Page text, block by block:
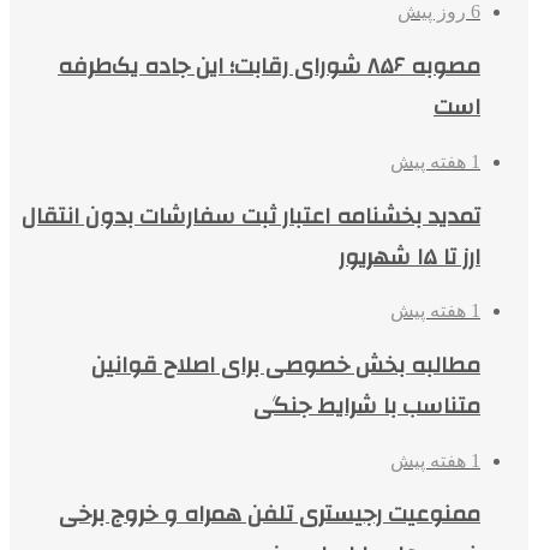
6 روز پیش
مصوبه ۸۵۶ شورای رقابت؛ این جاده یک‌طرفه
است
1 هفته پیش
تمدید بخشنامه اعتبار ثبت سفارشات بدون انتقال
ارز تا ۱۵ شهریور
1 هفته پیش
مطالبه بخش خصوصی برای اصلاح قوانین
متناسب با شرایط جنگی
1 هفته پیش
ممنوعیت رجیستری تلفن همراه و خروج برخی